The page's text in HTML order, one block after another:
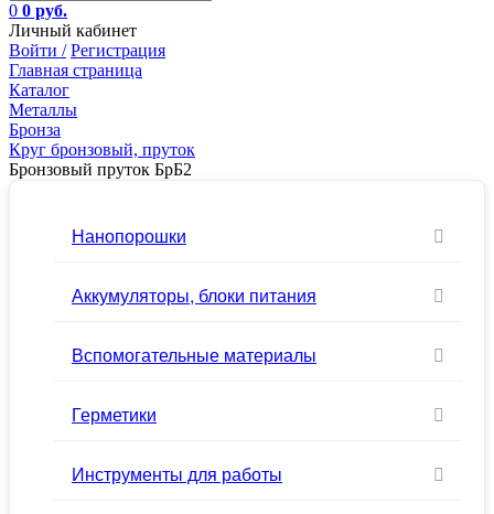
0 0 руб.
Личный кабинет
Войти / Регистрация
Главная страница
Каталог
Металлы
Бронза
Круг бронзовый, пруток
Бронзовый пруток БрБ2
Нанопорошки
Аккумуляторы, блоки питания
Вспомогательные материалы
Герметики
Инструменты для работы